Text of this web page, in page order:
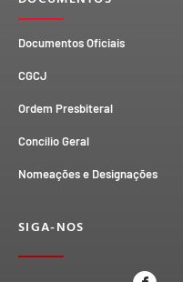
Documentos Oficiais
CGCJ
Ordem Presbiteral
Concílio Geral
Nomeações e Designações
SIGA-NOS